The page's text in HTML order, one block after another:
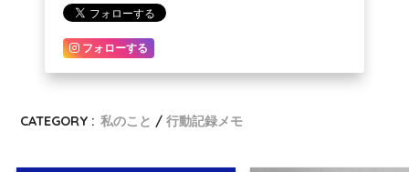
フォローする
CATEGORY : 私のこと 行動記録メモ